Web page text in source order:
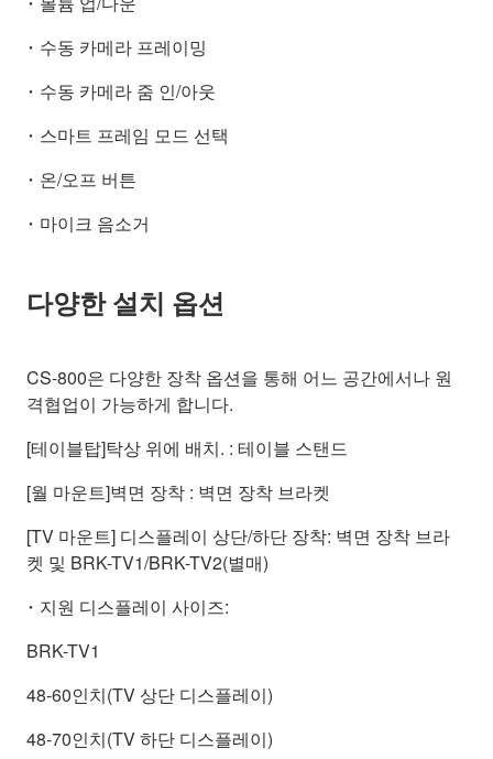
･ 수동 카메라 프레이밍
･ 수동 카메라 줌 인/아웃
･ 스마트 프레임 모드 선택
･ 온/오프 버튼
･ 마이크 음소거
다양한 설치 옵션
CS-800은 다양한 장착 옵션을 통해 어느 공간에서나 원
격협업이 가능하게 합니다.
[테이블탑]탁상 위에 배치. : 테이블 스탠드
[월 마운트]벽면 장착 : 벽면 장착 브라켓
[TV 마운트] 디스플레이 상단/하단 장착: 벽면 장착 브라
켓 및 BRK-TV1/BRK-TV2(별매)
･ 지원 디스플레이 사이즈:
BRK-TV1
48-60인치(TV 상단 디스플레이)
48-70인치(TV 하단 디스플레이)